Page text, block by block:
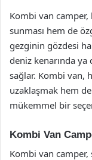
Kombi van
sunması hem de
gezginin gözdesi
deniz kenarında ya
sağlar. Kombi van,
uzaklaşmak hem
mükemmel bir
Kombi Van
Kombi van camper,